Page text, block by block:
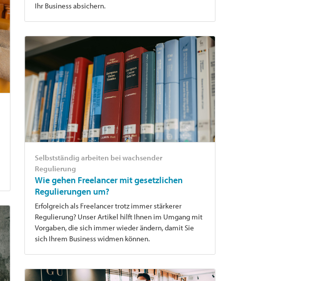
Ihr Business absichern.
Selbstständig arbeiten bei wachsender
Regulierung
Wie gehen Freelancer mit gesetzlichen
Regulierungen um?
Erfolgreich als Freelancer trotz immer stärkerer
Regulierung? Unser Artikel hilft Ihnen im Umgang mit
Vorgaben, die sich immer wieder ändern, damit Sie
sich Ihrem Business widmen können.